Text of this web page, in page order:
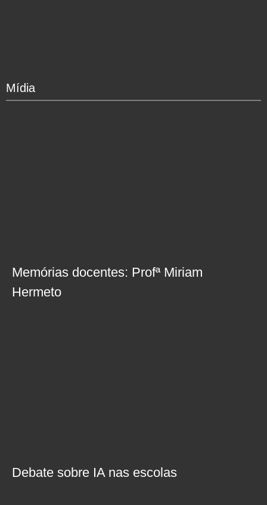
Mídia
Memórias docentes: Profª Miriam
Hermeto
Debate sobre IA nas escolas